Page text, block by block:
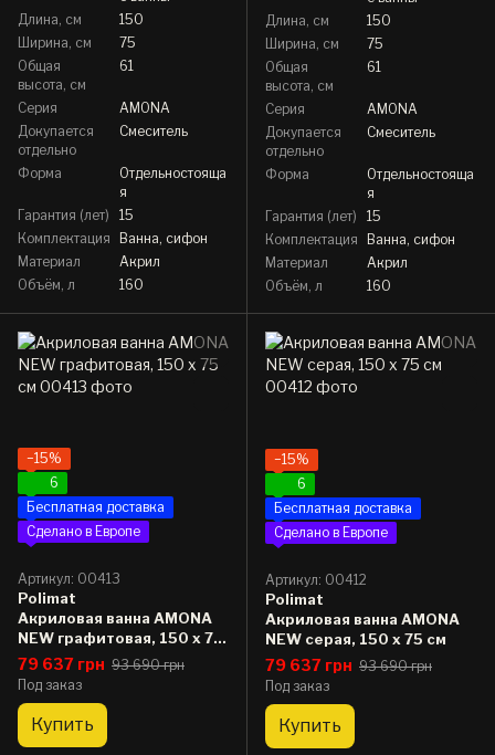
Длина, см
150
Ширина, см
75
Общая
высота, см
61
Серия
AMONA
Докупается
отдельно
Смеситель
Форма
Отдельностояща
я
Гарантия (лет)
15
Комплектация
Ванна, сифон
Материал
Акрил
Объём, л
160
Длина, см
150
Ширина, см
75
Общая
высота, см
61
Серия
AMONA
Докупается
отдельно
Смеситель
Форма
Отдельностояща
я
Гарантия (лет)
15
Комплектация
Ванна, сифон
Материал
Акрил
Объём, л
160
−15%
6
Бесплатная доставка
Сделано в Европе
Артикул: 00413
Polimat
Акриловая ванна AMONA
NEW графитовая, 150 x 75
см
79 637 грн 93 690 грн
Под заказ
Купить
−15%
6
Бесплатная доставка
Сделано в Европе
Артикул: 00412
Polimat
Акриловая ванна AMONA
NEW серая, 150 x 75 см
79 637 грн 93 690 грн
Под заказ
Купить